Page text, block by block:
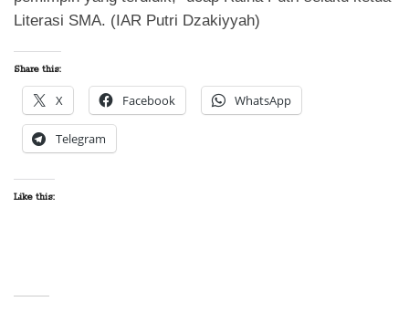
Literasi SMA. (IAR Putri Dzakiyyah)
Share this:
X Facebook WhatsApp
Telegram
Like this: